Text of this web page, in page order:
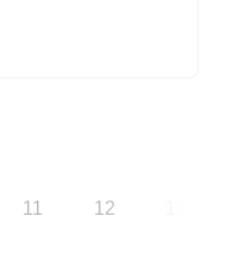
11 12